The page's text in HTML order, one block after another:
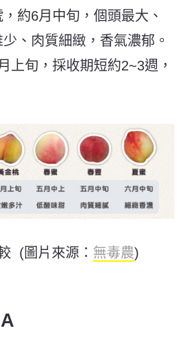
約6月中旬，個頭最大、
、肉質細緻，香氣濃郁。
上旬，採收期短約2~3週，
(圖片來源： 無毒農​)